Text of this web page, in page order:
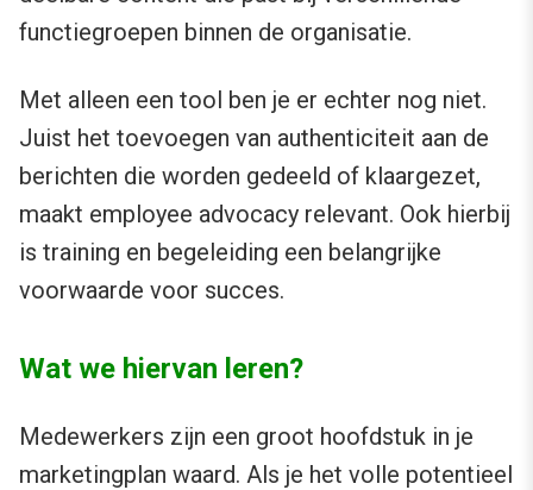
functiegroepen binnen de organisatie.
Met alleen een tool ben je er echter nog niet.
Juist het toevoegen van authenticiteit aan de
berichten die worden gedeeld of klaargezet,
maakt employee advocacy relevant. Ook hierbij
is training en begeleiding een belangrijke
voorwaarde voor succes.
Wat we hiervan leren?
Medewerkers zijn een groot hoofdstuk in je
marketingplan waard. Als je het volle potentieel